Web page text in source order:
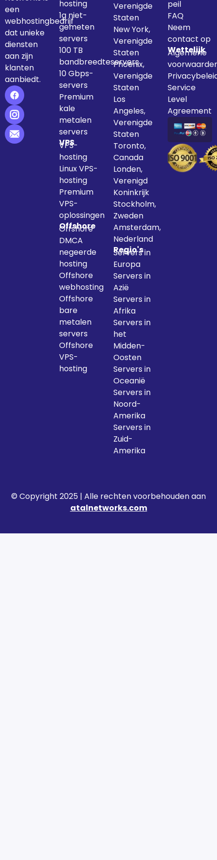
een
webhostingbedrijf
dat unieke
diensten
aan zijn
klanten
aanbiedt.
hosting
1g niet-
gemeten
servers
100 TB
bandbreedteservers
10 Gbps-
servers
Premium
kale
metalen
servers
VPS
VPS-
hosting
Linux VPS-
hosting
Premium
VPS-
oplossingen
Offshore
Offshore
DMCA
negeerde
hosting
Offshore
webhosting
Offshore
bare
metalen
servers
Offshore
VPS-
hosting
Verenigde
Staten
New York,
Verenigde
Staten
Phoenix,
Verenigde
Staten
Los
Angeles,
Verenigde
Staten
Toronto,
Canada
Londen,
Verenigd
Koninkrijk
Stockholm,
Zweden
Amsterdam,
Nederland
Regio's
Servers in
Europa
Servers in
Azië
Servers in
Afrika
Servers in
het
Midden-
Oosten
Servers in
Oceanië
Servers in
Noord-
Amerika
Servers in
Zuid-
Amerika
peil
FAQ
Neem
contact op
Wettelijk
Algemene
Service
Level
Agreement
© Copyright 2025 | Alle rechten voorbehouden aan
atalnetworks.com